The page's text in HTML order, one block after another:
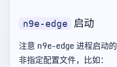
n9e-edge 启动
注意 n9e-edge 进程启动
非指定配置文件，比如：